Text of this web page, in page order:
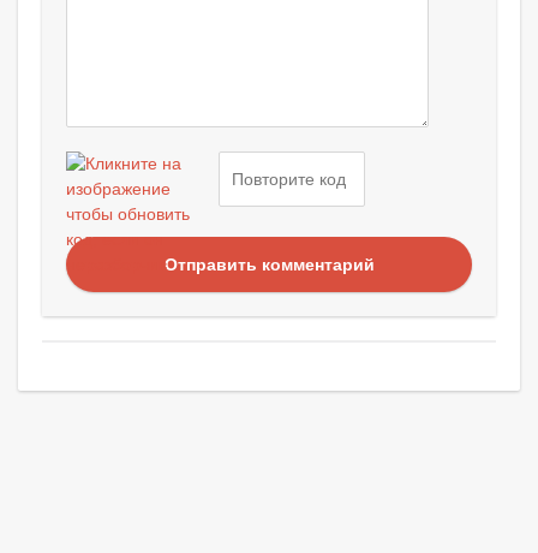
Отправить комментарий